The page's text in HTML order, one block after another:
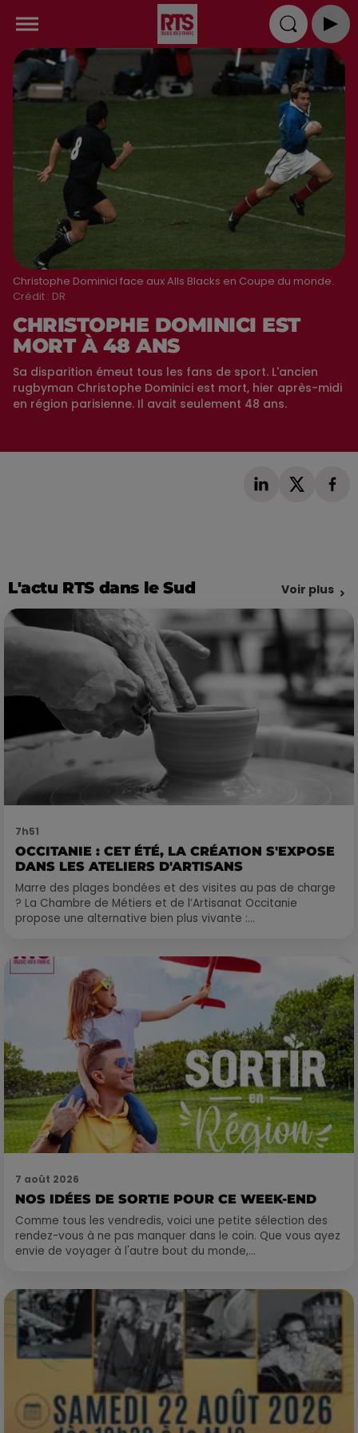
Christophe Dominici face aux Alls Blacks en Coupe du monde.
Crédit : DR
CHRISTOPHE DOMINICI EST
MORT À 48 ANS
Sa disparition émeut tous les fans de sport. L'ancien
rugbyman Christophe Dominici est mort, hier après-midi
en région parisienne. Il avait seulement 48 ans.
L'actu RTS dans le Sud Voir plus
7h51
OCCITANIE : CET ÉTÉ, LA CRÉATION S'EXPOSE
DANS LES ATELIERS D'ARTISANS
Marre des plages bondées et des visites au pas de charge
? La Chambre de Métiers et de l’Artisanat Occitanie
propose une alternative bien plus vivante :...
7 août 2026
NOS IDÉES DE SORTIE POUR CE WEEK-END
Comme tous les vendredis, voici une petite sélection des
rendez-vous à ne pas manquer dans le coin. Que vous ayez
envie de voyager à l'autre bout du monde,...